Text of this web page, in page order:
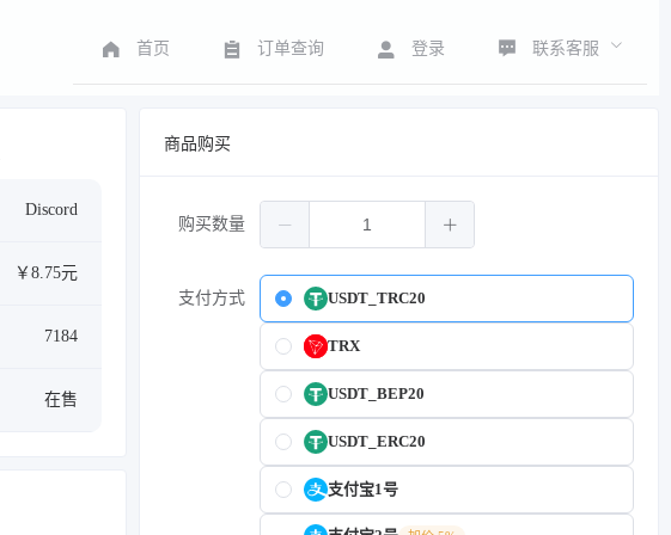
首页 订单查询 登录 联系客服
Discord
￥8.75元
7184
在售
商品购买
购买数量
支付方式 USDT_TRC20
TRX
USDT_BEP20
USDT_ERC20
支付宝1号